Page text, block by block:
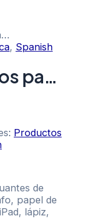
, Spanish
pa…
Productos
de
papel de
lápiz,